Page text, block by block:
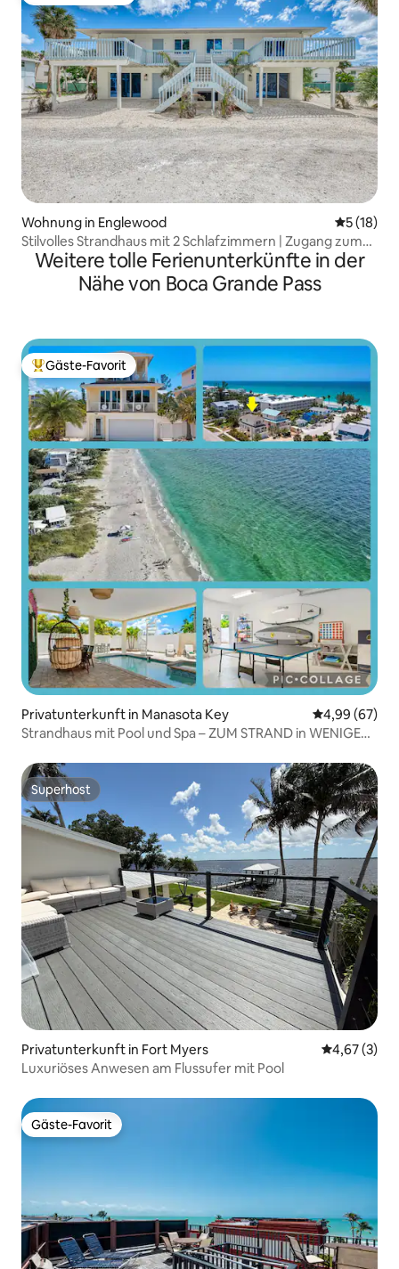
Wohnung in Englewood
5 (18)
Stilvolles Strandhaus mit 2 Schlafzimmern | Zugang zum
Golf und zur Bucht | Einheit A
Weitere tolle Ferienunterkünfte in der
Nähe von Boca Grande Pass
Beliebter Gäste-Favorit.
Gäste-Favorit
Privatunterkunft in Manasota Key
4,99 (67)
Strandhaus mit Pool und Spa – ZUM STRAND in WENIGER
Superhost
Superhost
Privatunterkunft in Fort Myers
4,67 (3)
Luxuriöses Anwesen am Flussufer mit Pool
Gäste-Favorit
Gäste-Favorit